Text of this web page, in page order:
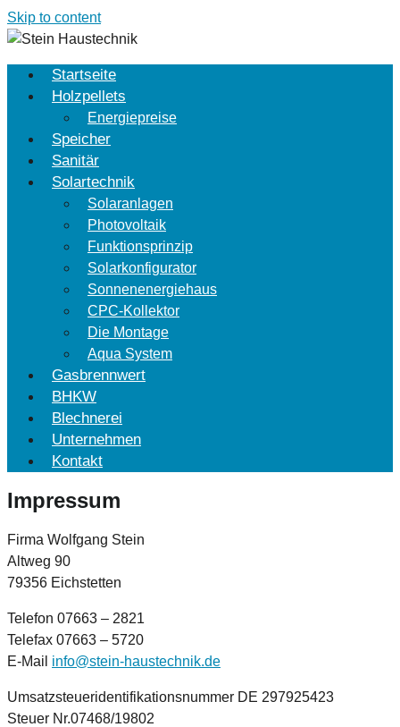
Skip to content
Startseite
Holzpellets
Energiepreise
Speicher
Sanitär
Solartechnik
Solaranlagen
Photovoltaik
Funktionsprinzip
Solarkonfigurator
Sonnenenergiehaus
CPC-Kollektor
Die Montage
Aqua System
Gasbrennwert
BHKW
Blechnerei
Unternehmen
Kontakt
Impressum
Firma Wolfgang Stein
Altweg 90
79356 Eichstetten
Telefon 07663 – 2821
Telefax 07663 – 5720
E-Mail info@stein-haustechnik.de
Umsatzsteueridentifikationsnummer DE 297925423
Steuer Nr.07468/19802